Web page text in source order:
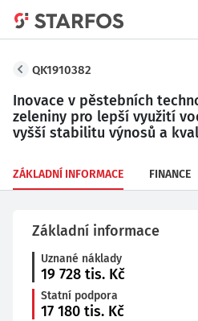
QK1910382
Inovace v pěstebních
zeleniny pro lepší využití
vyšší stabilitu výnosů a
ZÁKLADNÍ INFORMACE FINANCE
Základní informace
Uznané náklady
19 728 tis. Kč
Statní podpora
17 180 tis. Kč